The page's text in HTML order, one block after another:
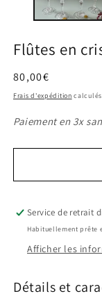
Flûtes en
Prix
habituel
80,00€
Frais d'expédition
Paiement en 3x
Service de retrait
Habituellement prête
Afficher les
Détails et